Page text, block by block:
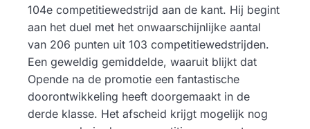
104e competitiewedstrijd aan de kant. Hij begint
aan het duel met het onwaarschijnlijke aantal
van 206 punten uit 103 competitiewedstrijden.
Een geweldig gemiddelde, waaruit blijkt dat
Opende na de promotie een fantastische
doorontwikkeling heeft doorgemaakt in de
derde klasse. Het afscheid krijgt mogelijk nog